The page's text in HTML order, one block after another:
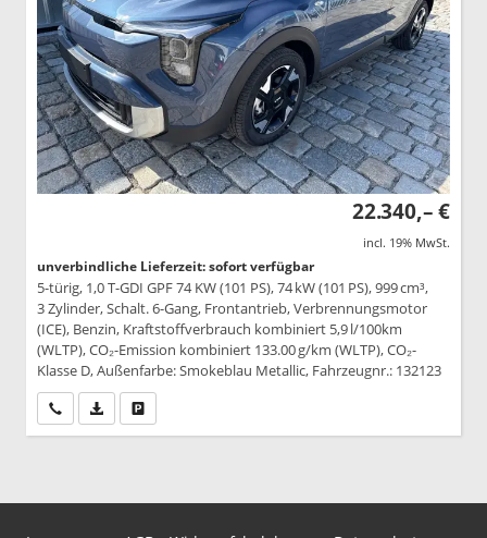
22.340,– €
incl. 19% MwSt.
unverbindliche Lieferzeit: sofort verfügbar
5-türig, 1,0 T-GDI GPF 74 KW (101 PS), 74 kW (101 PS), 999 cm³,
3 Zylinder, Schalt. 6-Gang, Frontantrieb, Verbrennungsmotor
(ICE), Benzin, Kraftstoffverbrauch kombiniert 5,9 l/100km
(WLTP), CO₂-Emission kombiniert 133.00 g/km (WLTP), CO₂-
Klasse D, Außenfarbe: Smokeblau Metallic, Fahrzeugnr.: 132123
Wir rufen Sie anPDF-Datei, Fahrzeugexposé drucken